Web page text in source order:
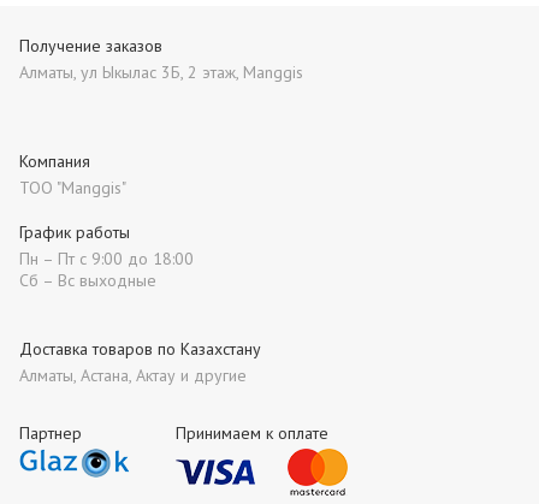
Партнер Принимаем к оплате
Получение заказов
Алматы, ул Ыкылас 3Б, 2 этаж, Manggis
Компания
ТОО "Manggis"
Доставка товаров по Казахстану
Алматы, Астана, Актау и другие
График работы
Пн – Пт с 9:00 до 18:00
Сб – Вс выходные